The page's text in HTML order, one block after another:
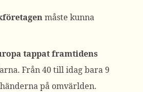
måste kunna
tappat framtidens
Från 40 till idag bara 9
på omvärlden.